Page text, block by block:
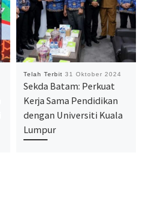
Telah Terbit 31 Oktober 2024
Sekda Batam: Perkuat
Kerja Sama Pendidikan
dengan Universiti Kuala
Lumpur